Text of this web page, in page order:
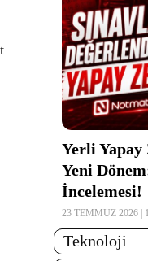
Yerli
Yeni
İncelemesi!
23 TEMMUZ 2026 |
Teknoloji